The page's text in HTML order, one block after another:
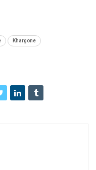
Khargone